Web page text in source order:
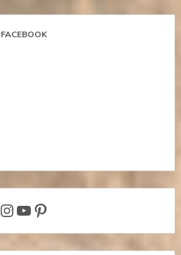
FACEBOOK
Instagram
YouTube
Pinterest